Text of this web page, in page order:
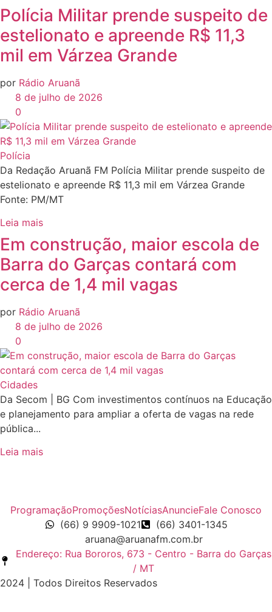
Polícia Militar prende suspeito de
estelionato e apreende R$ 11,3
mil em Várzea Grande
por Rádio Aruanã
8 de julho de 2026
0
Polícia
Da Redação Aruanã FM Polícia Militar prende suspeito de
estelionato e apreende R$ 11,3 mil em Várzea Grande
Fonte: PM/MT
Leia mais
Em construção, maior escola de
Barra do Garças contará com
cerca de 1,4 mil vagas
por Rádio Aruanã
8 de julho de 2026
0
Cidades
Da Secom | BG Com investimentos contínuos na Educação
e planejamento para ampliar a oferta de vagas na rede
pública...
Leia mais
ProgramaçãoPromoçõesNotíciasAnuncieFale Conosco
(66) 9 9909-1021
(66) 3401-1345
aruana@aruanafm.com.br
Endereço: Rua Bororos, 673 - Centro - Barra do Garças
/ MT
2024 | Todos Direitos Reservados